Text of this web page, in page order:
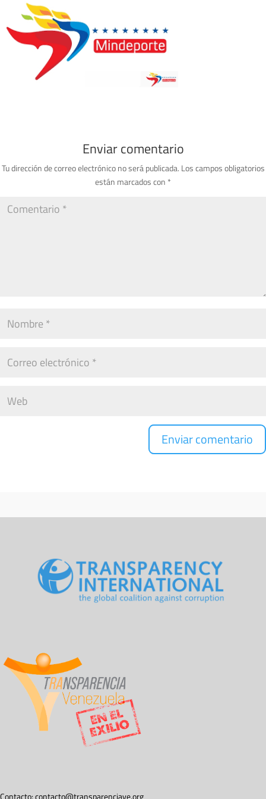
Enviar comentario
Tu dirección de correo electrónico no será publicada. Los campos obligatorios
están marcados con *
Contacto:contacto@transparenciave.org